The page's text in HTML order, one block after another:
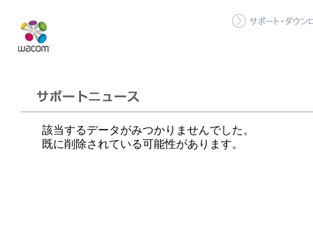
該当するデータがみつかりませんでした。
既に削除されている可能性があります。